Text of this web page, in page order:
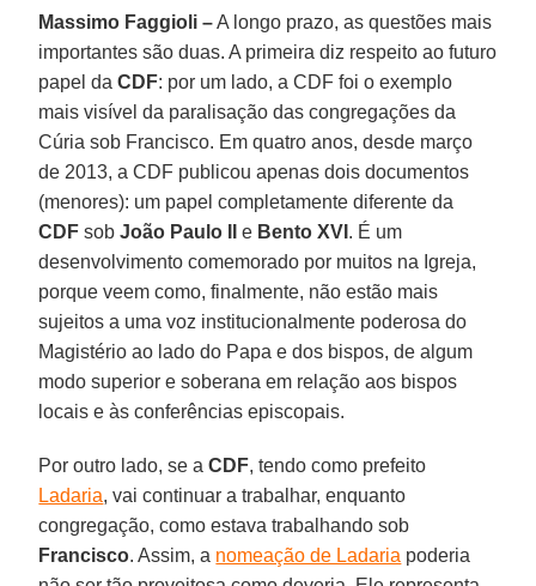
Massimo Faggioli –A longo prazo, as questões mais
importantes são duas. A primeira diz respeito ao futuro
papel daCDF: por um lado, a CDF foi o exemplo
mais visível da paralisação das congregações da
Cúria sob Francisco. Em quatro anos, desde março
de 2013, a CDF publicou apenas dois documentos
(menores): um papel completamente diferente da
CDF sobJoão Paulo II e Bento XVI . É um
desenvolvimento comemorado por muitos na Igreja,
porque veem como, finalmente, não estão mais
sujeitos a uma voz institucionalmente poderosa do
Magistério ao lado do Papa e dos bispos, de algum
modo superior e soberana em relação aos bispos
locais e às conferências episcopais.
Por outro lado, se aCDF, tendo como prefeito
Ladaria, vai continuar a trabalhar, enquanto
congregação, como estava trabalhando sob
Francisco. Assim, a nomeação de Ladaria poderia